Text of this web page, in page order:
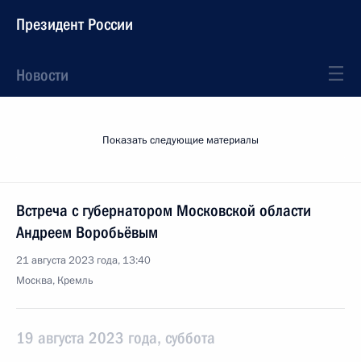
Президент России
Новости
Показать следующие материалы
Встреча с губернатором Московской области
Андреем Воробьёвым
21 августа 2023 года, 13:40
Москва, Кремль
19 августа 2023 года, суббота